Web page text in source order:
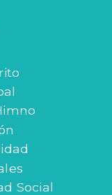
Social